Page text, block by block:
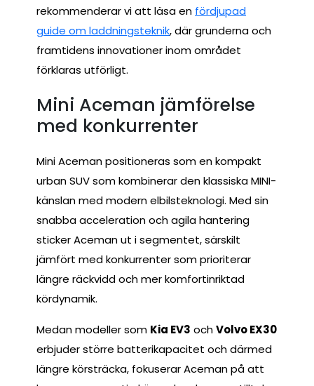
rekommenderar vi att läsa en fördjupad
guide om laddningsteknik, där grunderna och
framtidens innovationer inom området
förklaras utförligt.
Mini Aceman jämförelse
med konkurrenter
Mini Aceman positioneras som en kompakt
urban SUV som kombinerar den klassiska MINI-
känslan med modern elbilsteknologi. Med sin
snabba acceleration och agila hantering
sticker Aceman ut i segmentet, särskilt
jämfört med konkurrenter som prioriterar
längre räckvidd och mer komfortinriktad
kördynamik.
Medan modeller som Kia EV3 ochVolvo EX30
erbjuder större batterikapacitet och därmed
längre körsträcka, fokuserar Aceman på att